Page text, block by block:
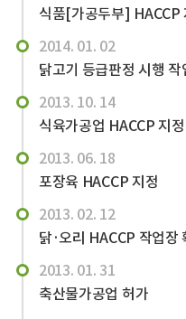
식품[가공두부] HACCP
2014. 01. 02
닭고기 등급판정 시행 작
2013. 10. 14
식육가공업 HACCP 지정
2013. 06. 18
포장육 HACCP 지정
2013. 02. 12
닭·오리 HACCP 작업장
2013. 01. 31
축산물가공업 허가